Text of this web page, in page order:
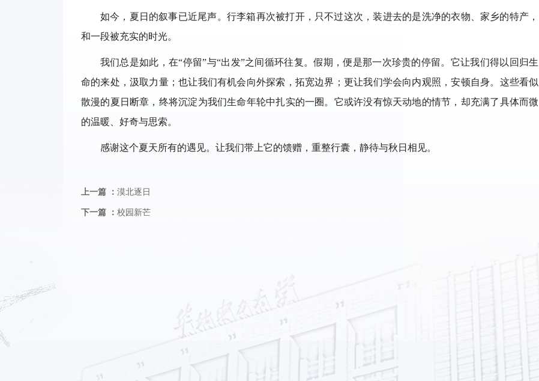
如今，夏日的叙事已近尾声。行李箱再次被打开，只不过这次，装进去的是洗净的衣物、家乡的特产，
和一段被充实的时光。
我们总是如此，在“停留”与“出发”之间循环往复。假期，便是那一次珍贵的停留。它让我们得以回归生
命的来处，汲取力量；也让我们有机会向外探索，拓宽边界；更让我们学会向内观照，安顿自身。这些看似
散漫的夏日断章，终将沉淀为我们生命年轮中扎实的一圈。它或许没有惊天动地的情节，却充满了具体而微
的温暖、好奇与思索。
感谢这个夏天所有的遇见。让我们带上它的馈赠，重整行囊，静待与秋日相见。
上一篇 ： 漠北逐日
下一篇 ： 校园新芒